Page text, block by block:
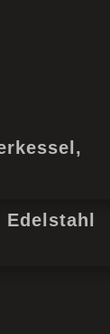
Edelstahl